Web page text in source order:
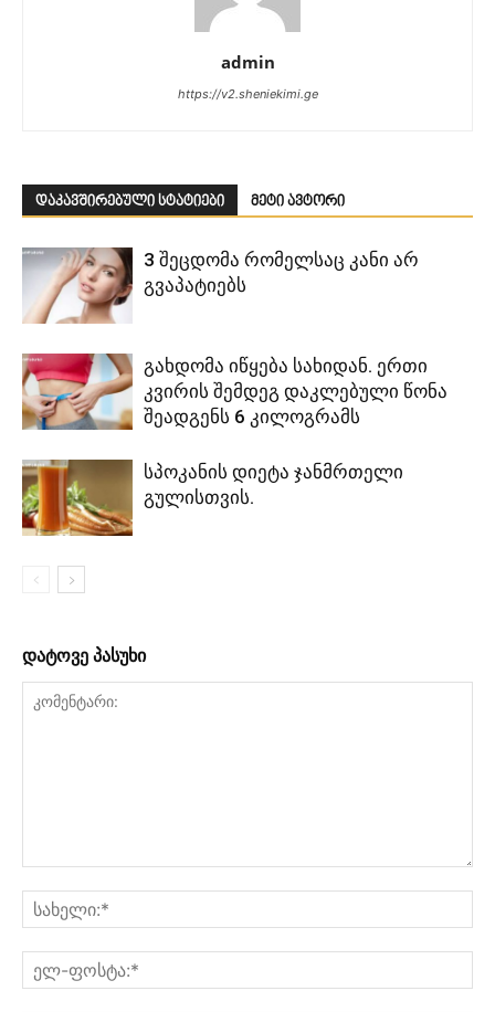
admin
https://v2.sheniekimi.ge
დაკავშირებული სტატიები მეტი ავტორი
3 შეცდომა რომელსაც კანი არ
გვაპატიებს
გახდომა იწყება სახიდან. ერთი
კვირის შემდეგ დაკლებული წონა
შეადგენს 6 კილოგრამს
სპოკანის დიეტა ჯანმრთელი
გულისთვის.
დატოვე პასუხი